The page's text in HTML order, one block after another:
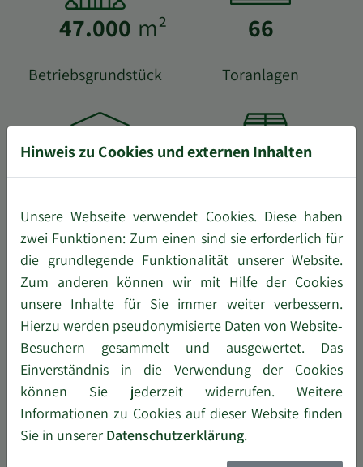
47.000 m²
Betriebsgrundstück
66
Toranlagen
Umschlaghalle
Palettenstellplätze im
Gefahrstofflager
115
Kooperationsdepots
in Europa
Hinweis zu Cookies und externen Inhalten
Unsere Webseite verwendet Cookies. Diese haben
zwei Funktionen: Zum einen sind sie erforderlich für
die grundlegende Funktionalität unserer Website.
Zum anderen können wir mit Hilfe der Cookies
unsere Inhalte für Sie immer weiter verbessern.
Hierzu werden pseudonymisierte Daten von Website-
Besuchern gesammelt und ausgewertet. Das
Einverständnis in die Verwendung der Cookies
können Sie jederzeit widerrufen. Weitere
Informationen zu Cookies auf dieser Website finden
Sie in unserer Datenschutzerklärung.